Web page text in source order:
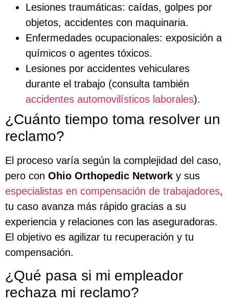
Lesiones traumáticas: caídas, golpes por
objetos, accidentes con maquinaria.
Enfermedades ocupacionales: exposición a
químicos o agentes tóxicos.
Lesiones por accidentes vehiculares
durante el trabajo (consulta también
accidentes automovilísticos laborales).
¿Cuánto tiempo toma resolver un
reclamo?
El proceso varía según la complejidad del caso,
pero con Ohio Orthopedic Network y sus
especialistas en compensación de trabajadores,
tu caso avanza más rápido gracias a su
experiencia y relaciones con las aseguradoras.
El objetivo es agilizar tu recuperación y tu
compensación.
¿Qué pasa si mi empleador
rechaza mi reclamo?